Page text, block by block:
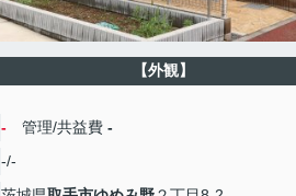
【外観】
- 管理/共益費 -
-/-